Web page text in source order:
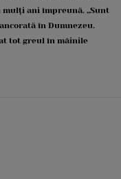
mulți ani împreună. „Sunt
în Dumnezeu.
tot greul în mâinile